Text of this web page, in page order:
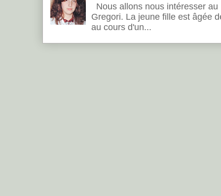
Nous allons nous intéresser
Gregori. La jeune fille est âgée
au cours d'un...